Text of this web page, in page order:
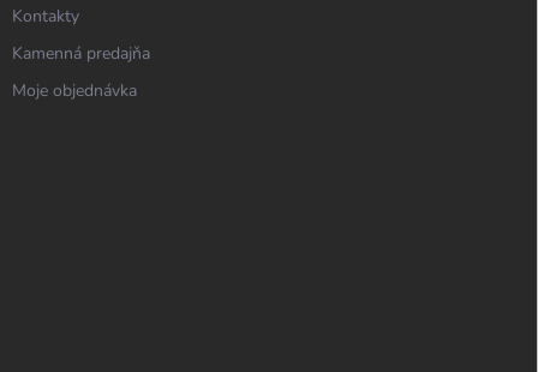
Kontakty
Kamenná predajňa
Moje objednávka